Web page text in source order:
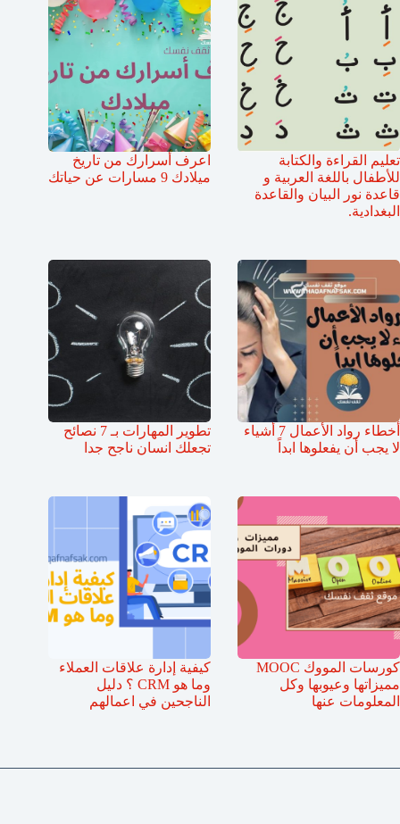
تعليم القراءة والكتابة
للأطفال باللغة العربية و
قاعدة نور البيان والقاعدة
البغدادية.
اعرف أسرارك من تاريخ
ميلادك 9 مسارات عن حياتك
أخطاء رواد الأعمال 7 أشياء
لا يجب أن يفعلوها ابداً
تطوير المهارات بـ 7 نصائح
تجعلك انسان ناجح جدا
كورسات المووك MOOC
مميزاتها وعيوبها وكل
المعلومات عنها
كيفية إدارة علاقات العملاء
وما هو CRM ؟ دليل
الناجحين في اعمالهم